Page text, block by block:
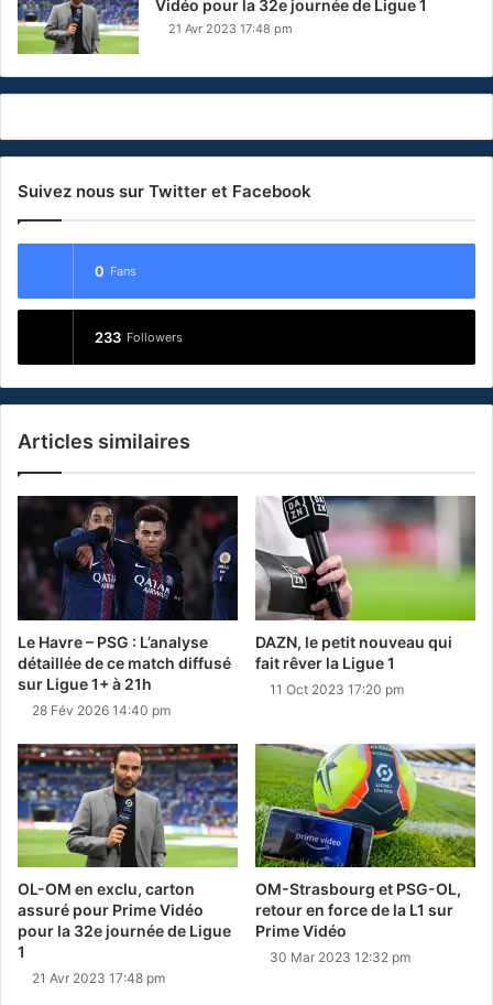
Vidéo pour la 32e journée de Ligue 1
21 Avr 2023 17:48 pm
Suivez nous sur Twitter et Facebook
0 Fans
233 Followers
Articles similaires
Le Havre – PSG : L’analyse
détaillée de ce match diffusé
sur Ligue 1+ à 21h
28 Fév 2026 14:40 pm
DAZN, le petit nouveau qui
fait rêver la Ligue 1
11 Oct 2023 17:20 pm
OL-OM en exclu, carton
assuré pour Prime Vidéo
pour la 32e journée de Ligue
1
21 Avr 2023 17:48 pm
OM-Strasbourg et PSG-OL,
retour en force de la L1 sur
Prime Vidéo
30 Mar 2023 12:32 pm